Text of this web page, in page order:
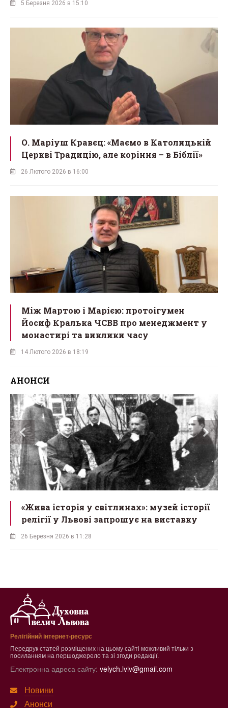
5 Березня 2026 в 15:10
О. Маріуш Кравєц: «Маємо в Католицькій
Церкві Традицію, але коріння – в Біблії»
26 Лютого 2026 в 16:00
Між Мартою і Марією: протоігумен
Йосиф Кралька ЧСВВ про менеджмент у
монастирі та виклики часу
14 Лютого 2026 в 18:19
АНОНСИ
«Жива історія у світлинах»: музей історії
релігії у Львові запрошує на виставку
26 Березня 2026 в 11:28
Релігійний інтернет-ресурс
Передрук статей розміщених на цьому сайті можливий тільки з
посиланням на першоджерело та зі згоди редакції.
Електронна адреса сайту: velych.lviv@gmail.com
Новини
Анонси